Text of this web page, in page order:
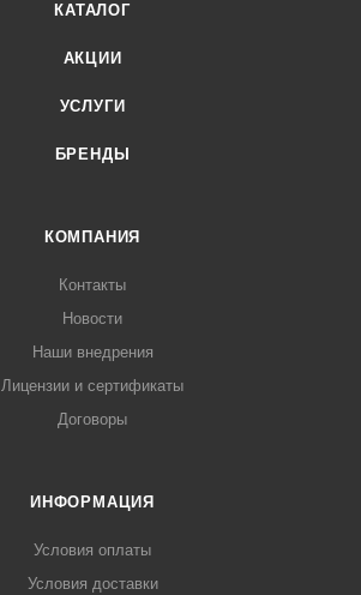
КАТАЛОГ
АКЦИИ
УСЛУГИ
БРЕНДЫ
КОМПАНИЯ
Контакты
Новости
Наши внедрения
Лицензии и сертификаты
Договоры
ИНФОРМАЦИЯ
Условия оплаты
Условия доставки